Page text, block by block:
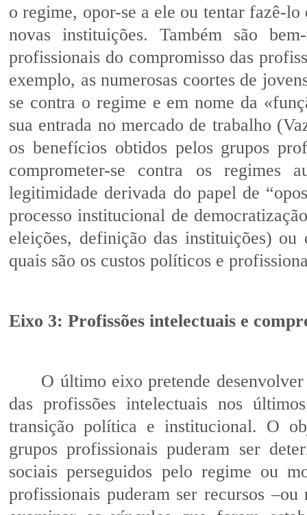
o regime, opor-se a ele ou tentar fazê-
novas instituições. Também são
profissionais do compromisso das
exemplo, as numerosas coortes de
se contra o regime e em nome da
sua entrada no mercado de trabalho
os benefícios obtidos pelos grupos
comprometer-se contra os regimes
legitimidade derivada do papel de
processo institucional de
eleições, definição das instituições)
quais são os custos políticos e
Eixo 3: Profissões intelectuais e
O último eixo pretende
das profissões intelectuais nos
transição política e institucional. O
grupos profissionais puderam ser
sociais perseguidos pelo regime ou
profissionais puderam ser recursos